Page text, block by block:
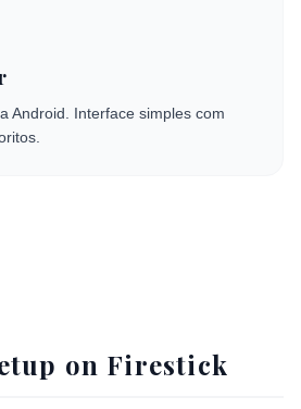
Android. Interface simples com
on Firestick